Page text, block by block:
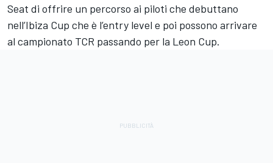
Seat di offrire un percorso ai piloti che debuttano
nell’Ibiza Cup che è l’entry level e poi possono arrivare
al campionato TCR passando per la Leon Cup.